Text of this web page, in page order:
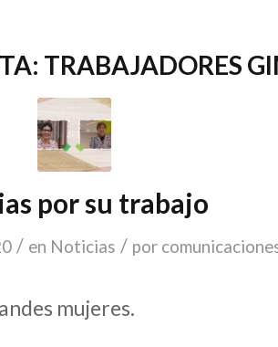
TRABAJADORES
por su trabajo
/ en Noticias / por
mujeres.